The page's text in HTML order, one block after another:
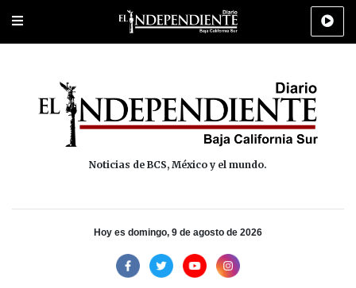
Portada Los Cabos Policiaca Deportes Cultura
Noticias de BCS, México y el mundo.
Hoy es domingo, 9 de agosto de 2026